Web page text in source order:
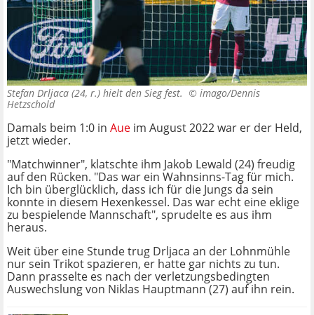
Stefan Drljaca (24, r.) hielt den Sieg fest. © imago/Dennis
Hetzschold
Damals beim 1:0 in Aue im August 2022 war er der Held,
jetzt wieder.
"Matchwinner", klatschte ihm Jakob Lewald (24) freudig
auf den Rücken. "Das war ein Wahnsinns-Tag für mich.
Ich bin überglücklich, dass ich für die Jungs da sein
konnte in diesem Hexenkessel. Das war echt eine eklige
zu bespielende Mannschaft", sprudelte es aus ihm
heraus.
Weit über eine Stunde trug Drljaca an der Lohnmühle
nur sein Trikot spazieren, er hatte gar nichts zu tun.
Dann prasselte es nach der verletzungsbedingten
Auswechslung von Niklas Hauptmann (27) auf ihn rein.